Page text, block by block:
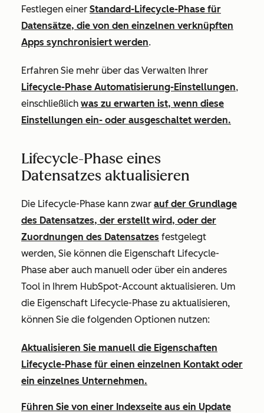
Festlegen einer Standard-Lifecycle-Phase für
Datensätze, die von den einzelnen verknüpften
Apps synchronisiert werden.
Erfahren Sie mehr über das Verwalten Ihrer
Lifecycle-Phase Automatisierung-Einstellungen,
einschließlich was zu erwarten ist, wenn diese
Einstellungen ein- oder ausgeschaltet werden.
Lifecycle-Phase eines
Datensatzes aktualisieren
Die Lifecycle-Phase kann zwar auf der Grundlage
des Datensatzes, der erstellt wird, oder der
Zuordnungen des Datensatzes festgelegt
werden, Sie können die Eigenschaft Lifecycle-
Phase aber auch manuell oder über ein anderes
Tool in Ihrem HubSpot-Account aktualisieren. Um
die Eigenschaft Lifecycle-Phase zu aktualisieren,
können Sie die folgenden Optionen nutzen:
Aktualisieren Sie manuell die Eigenschaften
Lifecycle-Phase für einen einzelnen Kontakt oder
ein einzelnes Unternehmen.
Führen Sie von einer Indexseite aus ein Update